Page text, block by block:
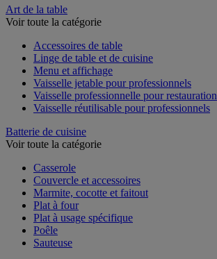
Art de la table
Voir toute la catégorie
Accessoires de table
Linge de table et de cuisine
Menu et affichage
Vaisselle jetable pour professionnels
Vaisselle professionnelle pour restauration
Vaisselle réutilisable pour professionnels
Batterie de cuisine
Voir toute la catégorie
Casserole
Couvercle et accessoires
Marmite, cocotte et faitout
Plat à four
Plat à usage spécifique
Poêle
Sauteuse